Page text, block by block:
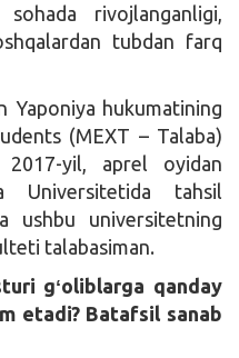
rivojlanganligi,
tubdan farq
Yaponiya hukumatining
(MEXT – Talaba)
yil, aprel oyidan
Universitetida tahsil
ushbu universitetning
talabasiman.
gʻoliblarga qanday
etadi? Batafsil sanab